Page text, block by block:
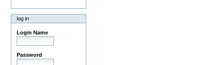
log in
Login Name
Password